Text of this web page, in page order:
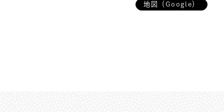
地図（Google）